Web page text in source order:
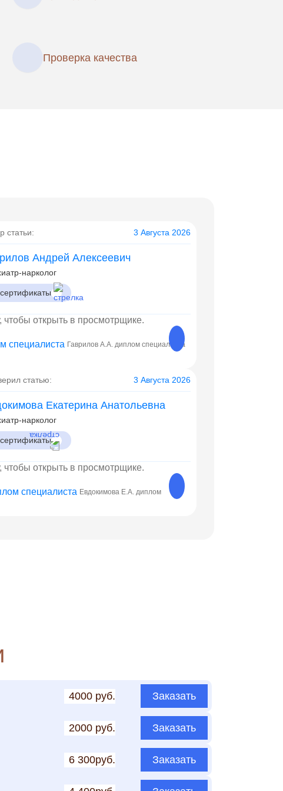
Проверка качества
статьи: 3 Августа 2026
Андрей Алексеевич
нарколог
сертификаты
чтобы открыть в просмотрщике.
Гаврилов А.А. диплом специалиста
статью: 3 Августа 2026
Екатерина Анатольевна
нарколог
сертификаты
чтобы открыть в просмотрщике.
Евдокимова Е.А. диплом
4000 руб. Заказать
2000 руб. Заказать
6 300руб. Заказать